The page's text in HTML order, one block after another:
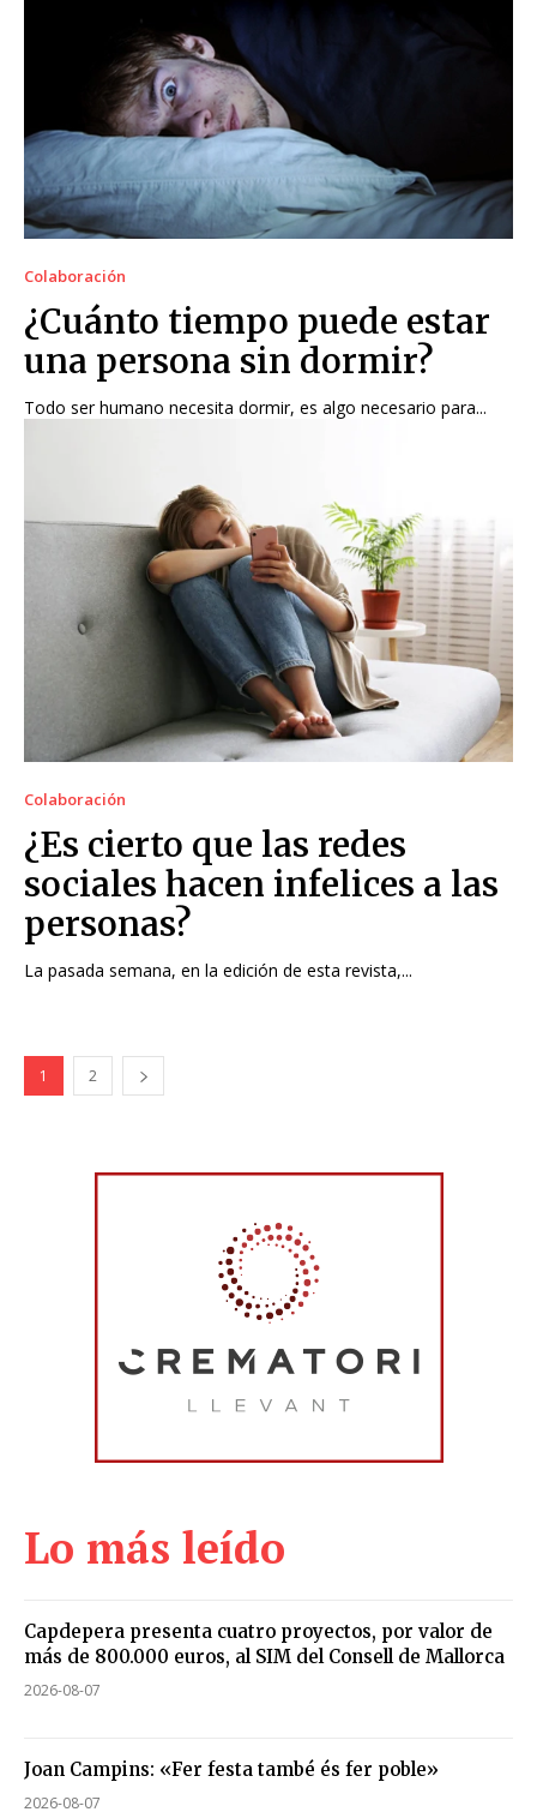
Colaboración
¿Cuánto tiempo puede estar
una persona sin dormir?
Todo ser humano necesita dormir, es algo necesario para...
Colaboración
¿Es cierto que las redes
sociales hacen infelices a las
personas?
La pasada semana, en la edición de esta revista,...
1 2
Lo más leído
Capdepera presenta cuatro proyectos, por valor de
más de 800.000 euros, al SIM del Consell de Mallorca
2026-08-07
Joan Campins: «Fer festa també és fer poble»
2026-08-07